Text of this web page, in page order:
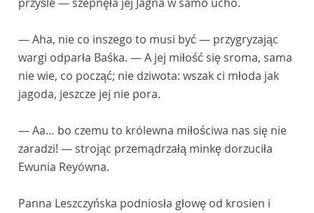
— Aha, nie co inszego to musi być — przygryzając
wargi odparła Baśka. — A jej miłość się sroma, sama
nie wie, co począć; nie dziwota: wszak ci młoda jak
jagoda, jeszcze jej nie pora.
— Aa… bo czemu to królewna miłościwa nas się nie
zaradzi! — strojąc przemądrzałą minkę dorzuciła
Ewunia Reyówna.
Panna Leszczyńska podniosła głowę od krosien i